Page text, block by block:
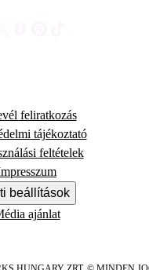
feliratkozás
tájékoztató
feltételek
beállítások
ajánlat